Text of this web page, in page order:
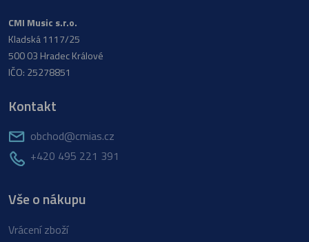
CMI Music s.r.o.
Kladská 1117/25
500 03 Hradec Králové
IČO: 25278851
Kontakt
obchod@cmias.cz
+420 495 221 391
Vše o nákupu
Vrácení zboží